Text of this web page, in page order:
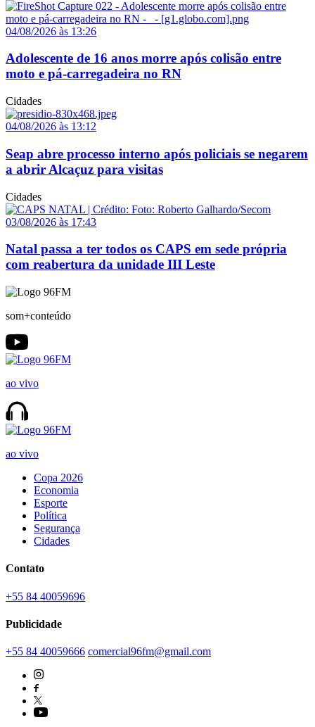
04/08/2026 às 13:26
Adolescente de 16 anos morre após colisão entre
moto e pá-carregadeira no RN
Cidades
04/08/2026 às 13:12
Seap abre processo interno após policiais se negarem
a abrir Alcaçuz para visitas
Cidades
03/08/2026 às 17:43
Natal passa a ter todos os CAPS em sede própria
com reabertura da unidade III Leste
som+conteúdo
ao vivo
ao vivo
Copa 2026
Economia
Esporte
Política
Segurança
Cidades
Contato
+55 84 40059696
Publicidade
+55 84 40059666 comercial96fm@gmail.com